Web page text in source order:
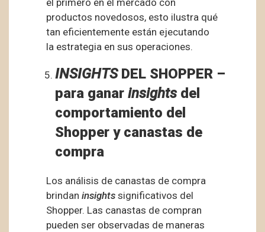
el primero en el mercado con
productos novedosos, esto ilustra qué
tan eficientemente están ejecutando
la estrategia en sus operaciones.
INSIGHTSDEL SHOPPER –
para ganarinsightsdel
comportamiento del
Shopper y canastas de
compra
Los análisis de canastas de compra
brindaninsights significativos del
Shopper. Las canastas de compran
pueden ser observadas de maneras